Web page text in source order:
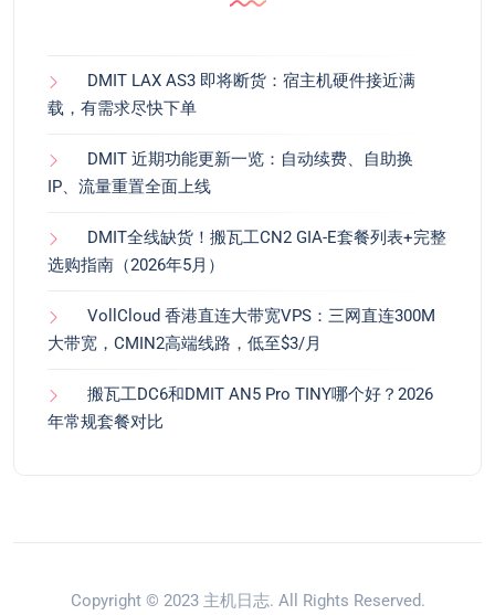
DMIT LAX AS3 即将断货：宿主机硬件接近满
载，有需求尽快下单
DMIT 近期功能更新一览：自动续费、自助换
IP、流量重置全面上线
DMIT全线缺货！搬瓦工CN2 GIA-E套餐列表+完整
选购指南（2026年5月）
VollCloud 香港直连大带宽VPS：三网直连300M
大带宽，CMIN2高端线路，低至$3/月
搬瓦工DC6和DMIT AN5 Pro TINY哪个好？2026
年常规套餐对比
Copyright © 2023 主机日志. All Rights Reserved.